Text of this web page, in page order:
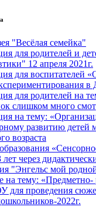
"Весёлая семейка"
"День авиации
и космонавтики" 12 апреля 2021г.
воспитателей «Организация
в
для родителей на
слишком много
уголка по
развитию детей
возраста
лет через
"Энгельс мой
на тему: «Предметно-
для проведения
2022г.